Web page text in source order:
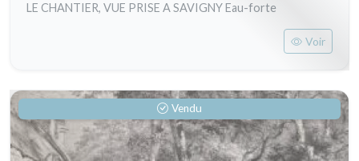
LE CHANTIER, VUE PRISE A SAVIGNY Eau-forte
Voir
Vendu